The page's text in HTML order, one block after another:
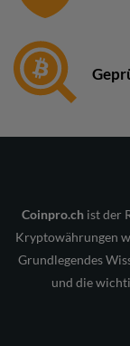
Coinpro.ch ist der
Kryptowährungen
Grundlegendes
und die